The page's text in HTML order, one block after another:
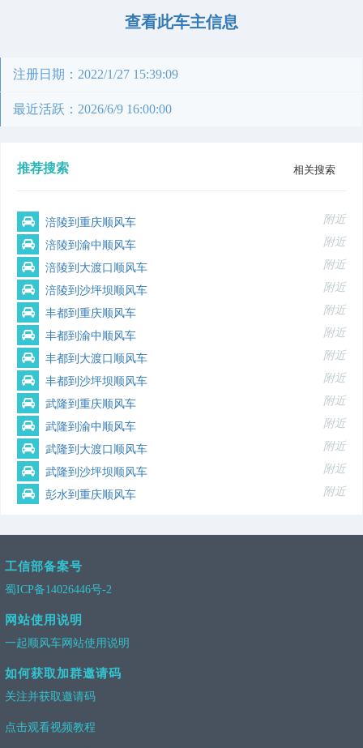
查看此车主信息
注册日期：2022/1/27 15:39:09
最近活跃：2026/6/9 16:00:00
推荐搜索 相关搜索
涪陵到重庆顺风车 附近
涪陵到渝中顺风车 附近
涪陵到大渡口顺风车 附近
涪陵到沙坪坝顺风车 附近
丰都到重庆顺风车 附近
丰都到渝中顺风车 附近
丰都到大渡口顺风车 附近
丰都到沙坪坝顺风车 附近
武隆到重庆顺风车 附近
武隆到渝中顺风车 附近
武隆到大渡口顺风车 附近
武隆到沙坪坝顺风车 附近
彭水到重庆顺风车 附近
工信部备案号
蜀ICP备14026446号-2
网站使用说明
一起顺风车网站使用说明
如何获取加群邀请码
关注并获取邀请码
点击观看视频教程